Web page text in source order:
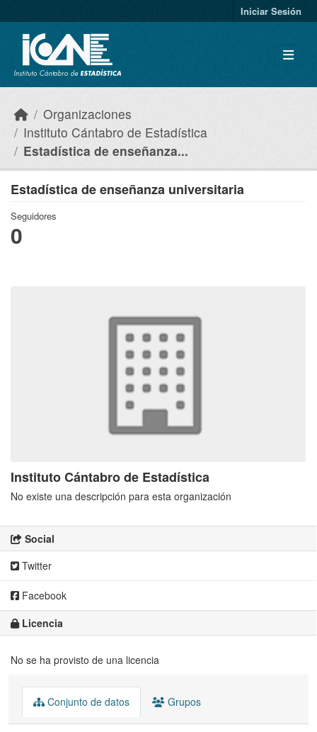
Iniciar Sesión
Organizaciones
Instituto Cántabro de Estadística
Estadística de enseñanza...
Estadística de enseñanza universitaria
Seguidores
0
Instituto Cántabro de Estadística
No existe una descripción para esta organización
Social
Twitter
Facebook
Licencia
No se ha provisto de una licencia
Conjunto de datos Grupos